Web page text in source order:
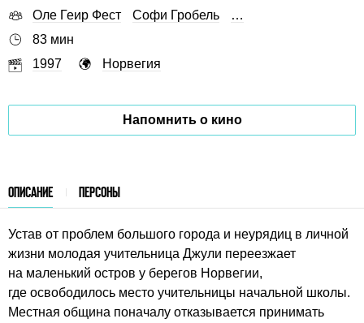
Оле Геир Фест
Софи Гробель
…
83 мин
1997
Норвегия
Напомнить о кино
ОПИСАНИЕ ПЕРСОНЫ
Устав от проблем большого города и неурядиц в личной
жизни молодая учительница Джули переезжает
на маленький остров у берегов Норвегии,
где освободилось место учительницы начальной школы.
Местная община поначалу отказывается принимать